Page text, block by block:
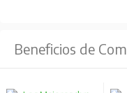
Beneficios de